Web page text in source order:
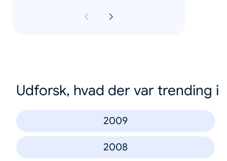
Udforsk, hvad der var trending i
2009
2008